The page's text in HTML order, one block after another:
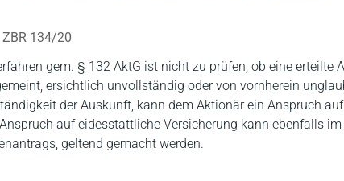
ZBR 134/20
gem. § 132 AktG ist nicht zu prüfen, ob eine erteilte
ersichtlich unvollständig oder von vornherein
der Auskunft, kann dem Aktionär ein Anspruch
auf eidesstattliche Versicherung kann ebenfalls
geltend gemacht werden.